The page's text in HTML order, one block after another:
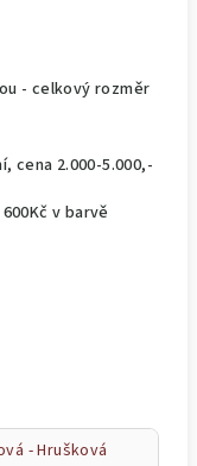
- celkový rozměr
cena 2.000-5.000,-
v barvě
- Hrušková